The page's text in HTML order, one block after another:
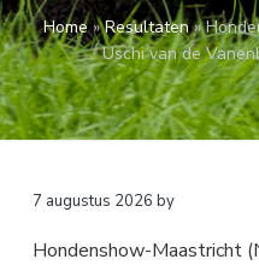
a
v
i
g
a
o
u
d
k
s
t
Home»Resultaten»
Uschi van de
7 augustus 2026 by
Hondenshow-Maastricht